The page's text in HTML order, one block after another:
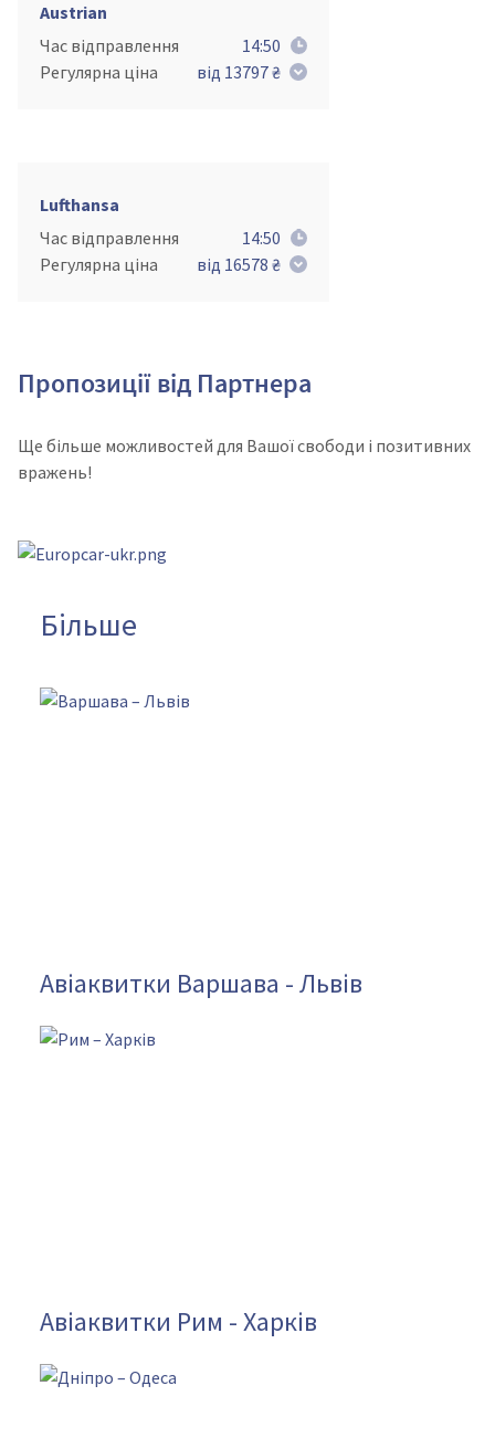
Austrian
Час відправлення
14:50
Регулярна ціна
від 13797 ₴
Lufthansa
Час відправлення
14:50
Регулярна ціна
від 16578 ₴
Пропозиції від Партнера
Ще більше можливостей для Вашої свободи і позитивних
вражень!
Більше
Авіаквитки Варшава - Львів
Авіаквитки Рим - Харків